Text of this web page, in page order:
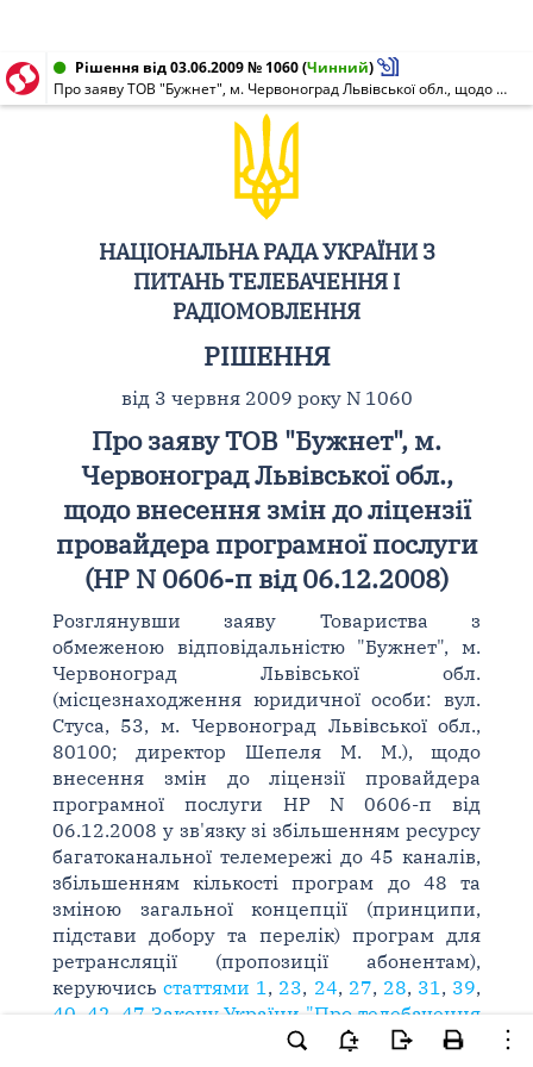
Рішення від 03.06.2009 № 1060(Чинний)
Про заяву ТОВ "Бужнет", м. Червоноград Львівської обл., щодо внесення змін до ліцензії провайдера програмної послуги (НР N 0606-п від 06.12.2008)
НАЦІОНАЛЬНА РАДА УКРАЇНИ З
ПИТАНЬ ТЕЛЕБАЧЕННЯ І
РАДІОМОВЛЕННЯ
РІШЕННЯ
від 3 червня 2009 року N 1060
Про заяву ТОВ "Бужнет", м.
Червоноград Львівської обл.,
щодо внесення змін до ліцензії
провайдера програмної послуги
(НР N 0606-п від 06.12.2008)
Розглянувши заяву Товариства з
обмеженою відповідальністю "Бужнет", м.
Червоноград Львівської обл.
(місцезнаходження юридичної особи: вул.
Стуса, 53, м. Червоноград Львівської обл.,
80100; директор Шепеля М. М.), щодо
внесення змін до ліцензії провайдера
програмної послуги НР N 0606-п від
06.12.2008 у зв'язку зі збільшенням ресурсу
багатоканальної телемережі до 45 каналів,
збільшенням кількості програм до 48 та
зміною загальної концепції (принципи,
підстави добору та перелік) програм для
ретрансляції (пропозиції абонентам),
керуючись статтями 1, 23, 24, 27, 28, 31, 39,
40 42 47 Закону України "Про телебачення
статтями 18
24 Закону